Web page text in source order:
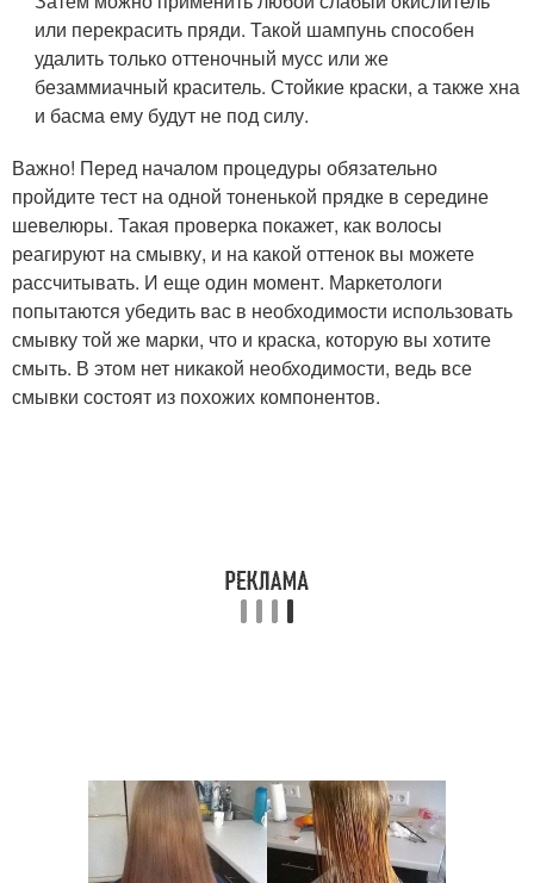
или перекрасить пряди. Такой шампунь способен
удалить только оттеночный мусс или же
безаммиачный краситель. Стойкие краски, а также хна
и басма ему будут не под силу.
Важно! Перед началом процедуры обязательно
пройдите тест на одной тоненькой прядке в середине
шевелюры. Такая проверка покажет, как волосы
реагируют на смывку, и на какой оттенок вы можете
рассчитывать. И еще один момент. Маркетологи
попытаются убедить вас в необходимости использовать
смывку той же марки, что и краска, которую вы хотите
смыть. В этом нет никакой необходимости, ведь все
смывки состоят из похожих компонентов.